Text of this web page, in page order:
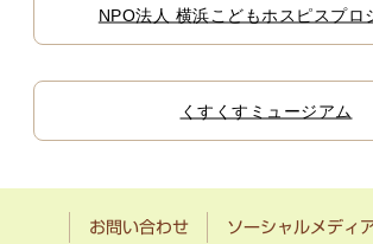
NPO法人 横浜こどもホスピスプロ
くすくすミュージアム
お問い合わせ ソーシャルメディ